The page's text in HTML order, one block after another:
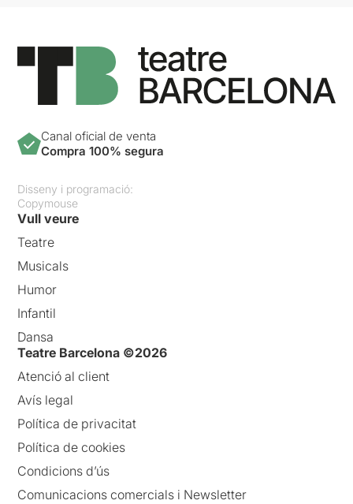
Canal oficial de venta
Compra 100% segura
Disseny i programació:
Copymouse
Vull veure
Teatre
Musicals
Humor
Infantil
Dansa
Teatre Barcelona ©2026
Atenció al client
Avís legal
Política de privacitat
Política de cookies
Condicions d’ús
Comunicacions comercials i Newsletter